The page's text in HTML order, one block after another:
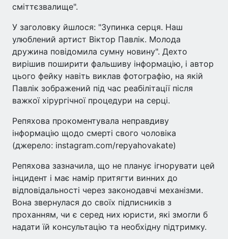
сміттєзвалище".
У заголовку йшлося: "Зупинка серця. Наш
улюблений артист Віктор Павлік. Молода
дружина повідомила сумну новину". Дехто
вирішив поширити фальшиву інформацію, і автор
цього фейку навіть виклав фотографію, на якій
Павлік зображений під час реабілітації після
важкої хірургічної процедури на серці.
Репяхова прокоментувала неправдиву
інформацію щодо смерті свого чоловіка
(джерело: instagram.com/repyahovakate)
Репяхова зазначила, що не планує ігнорувати цей
інцидент і має намір притягти винних до
відповідальності через законодавчі механізми.
Вона звернулася до своїх підписників з
проханням, чи є серед них юристи, які змогли б
надати їй консультацію та необхідну підтримку.